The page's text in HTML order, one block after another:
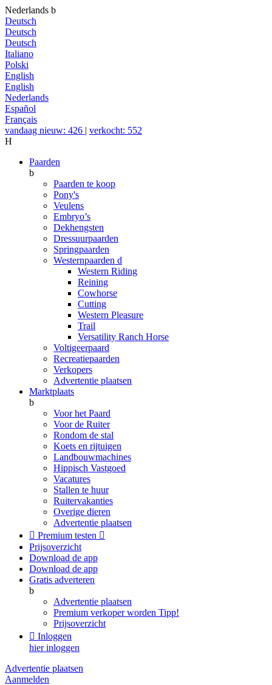
Nederlands b
Deutsch
Deutsch
Deutsch
Italiano
Polski
English
English
Nederlands
Español
Français
vandaag nieuw: 426 | verkocht: 552
H
Paarden
b
Paarden te koop
Pony's
Veulens
Embryo’s
Dekhengsten
Dressuurpaarden
Springpaarden
Westernpaarden d
Western Riding
Reining
Cowhorse
Cutting
Western Pleasure
Trail
Versatility Ranch Horse
Voltigeerpaard
Recreatiepaarden
Verkopers
Advertentie plaatsen
Marktplaats
b
Voor het Paard
Voor de Ruiter
Rondom de stal
Koets en rijtuigen
Landbouwmachines
Hippisch Vastgoed
Vacatures
Stallen te huur
Ruitervakanties
Overige dieren
Advertentie plaatsen
 Premium testen 
Prijsoverzicht
Download de app
Download de app
Gratis adverteren
b
Advertentie plaatsen
Premium verkoper worden Tipp!
Prijsoverzicht
 Inloggen
hier inloggen
Advertentie plaatsen
Aanmelden